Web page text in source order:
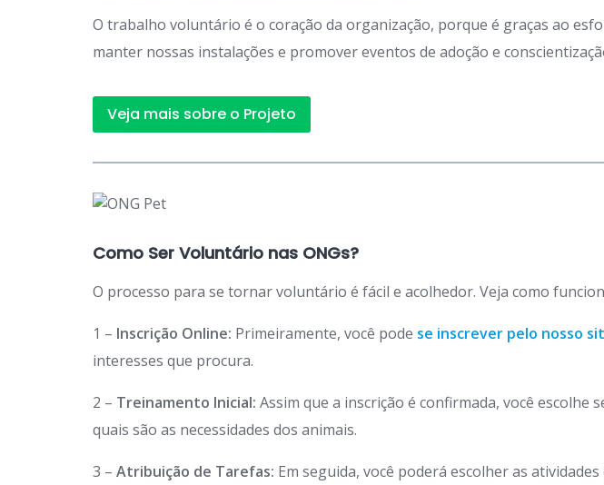
O trabalho voluntário é o coração da organização, porque é graças ao
manter nossas instalações e promover eventos de adoção e
Veja mais sobre o Projeto
Como Ser Voluntário nas ONGs?
O processo para se tornar voluntário é fácil e acolhedor. Veja como
1 – Inscrição Online: Primeiramente, você pode se inscrever pelo nosso
interesses que procura.
2 – Treinamento Inicial: Assim que a inscrição é confirmada, você escolhe
quais são as necessidades dos animais.
3 – Atribuição de Tarefas: Em seguida, você poderá escolher as